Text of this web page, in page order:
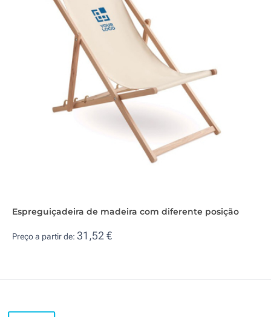
Espreguiçadeira de madeira com diferente posição
Preço a partir de: 31,52 €